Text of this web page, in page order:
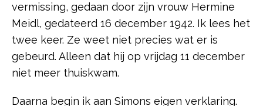
vermissing, gedaan door zijn vrouw Hermine
Meidl, gedateerd 16 december 1942. Ik lees het
twee keer. Ze weet niet precies wat er is
gebeurd. Alleen dat hij op vrijdag 11 december
niet meer thuiskwam.
Daarna begin ik aan Simons eigen verklaring.